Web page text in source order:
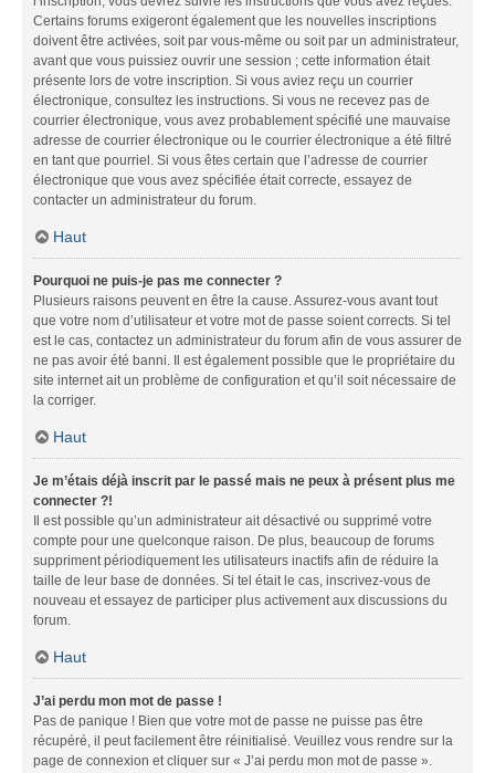
Certains forums exigeront également que les nouvelles inscriptions
doivent être activées, soit par vous-même ou soit par un administrateur,
avant que vous puissiez ouvrir une session ; cette information était
présente lors de votre inscription. Si vous aviez reçu un courrier
électronique, consultez les instructions. Si vous ne recevez pas de
courrier électronique, vous avez probablement spécifié une mauvaise
adresse de courrier électronique ou le courrier électronique a été filtré
en tant que pourriel. Si vous êtes certain que l’adresse de courrier
électronique que vous avez spécifiée était correcte, essayez de
contacter un administrateur du forum.
Haut
Pourquoi ne puis-je pas me connecter ?
Plusieurs raisons peuvent en être la cause. Assurez-vous avant tout
que votre nom d’utilisateur et votre mot de passe soient corrects. Si tel
est le cas, contactez un administrateur du forum afin de vous assurer de
ne pas avoir été banni. Il est également possible que le propriétaire du
site internet ait un problème de configuration et qu’il soit nécessaire de
la corriger.
Haut
Je m’étais déjà inscrit par le passé mais ne peux à présent plus me
connecter ?!
Il est possible qu’un administrateur ait désactivé ou supprimé votre
compte pour une quelconque raison. De plus, beaucoup de forums
suppriment périodiquement les utilisateurs inactifs afin de réduire la
taille de leur base de données. Si tel était le cas, inscrivez-vous de
nouveau et essayez de participer plus activement aux discussions du
forum.
Haut
J’ai perdu mon mot de passe !
Pas de panique ! Bien que votre mot de passe ne puisse pas être
récupéré, il peut facilement être réinitialisé. Veuillez vous rendre sur la
page de connexion et cliquer sur « J’ai perdu mon mot de passe ».